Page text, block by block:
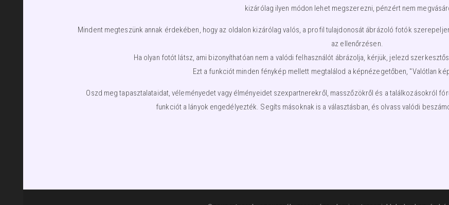
kizárólag ilyen módon lehet megszerezni, pénzért nem
Mindent megteszünk annak érdekében, hogy az oldalon kizárólag valós, a profil tulajdonosát ábrázoló fotók
az ellenőrzésen.
Ha olyan fotót látsz, ami bizonyíthatóan nem a valódi felhasználót ábrázolja, kérjük, jelezd
Ezt a funkciót minden fénykép mellett megtalálod a képnézegetőben, "Valótlan
Oszd meg tapasztalataidat, véleményedet vagy élményeidet szexpartnerekről, masszőzökről és a találkozásokról
funkciót a lányok engedélyezték. Segíts másoknak is a választásban, és olvass valódi